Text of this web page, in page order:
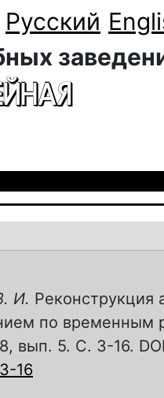
Русский
И. Реконструкция
по временным
вып. 5. С. 3-16.
16